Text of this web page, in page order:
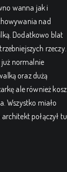
wanna jak i
nad
Dodatkowo blat
rzeczy.
normalnie
oraz dużą
ale również kosz
Wszystko miało
połączył tu